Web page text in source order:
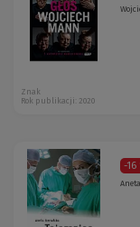
Znak
Rok publikacji: 2020
-16